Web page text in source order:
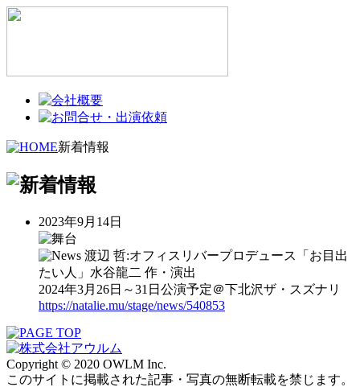
新着情報
2023年9月14日
渡辺 哲:オフィスリバープロデュース「お目出
たい人」水谷龍二 作・演出
2024年3月26日～31日公演予定＠下北沢ザ・スズナリ
https://natalie.mu/stage/news/540853
Copyright © 2020 OWLM Inc.
このサイトに掲載された記事・写真の無断転載を禁じます。